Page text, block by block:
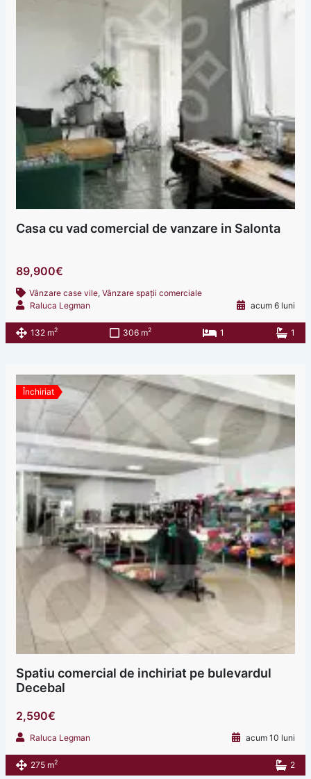
Casa cu vad comercial de vanzare in Salonta
89,900€
Vânzare case vile, Vânzare spații comerciale
Raluca Legman
acum 6 luni
132 m2 306 m2 1 1
Închiriat
Spatiu comercial de inchiriat pe bulevardul
Decebal
2,590€
Raluca Legman acum 10 luni
275 m2 2